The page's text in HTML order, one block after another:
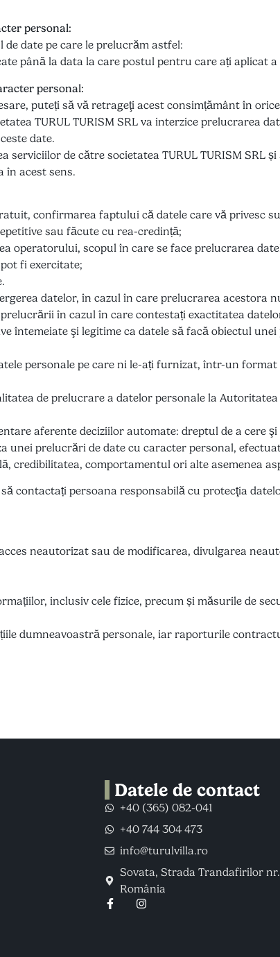
personal:
date pe care le prelucrăm astfel:
până la data la care postul pentru care ați aplicat a
personal:
puteți să vă retrageţi acest consimțământ în
TURUL TURISM SRL va interzice prelucrarea
date.
de către societatea TURUL TURISM SRL
în acest sens.
confirmarea faptului că datele care vă privesc
sau făcute cu rea-credință;
operatorului, scopul în care se face prelucrarea
fi exercitate;
datelor, în cazul în care prelucrarea acestora
în cazul în care contestați exactitatea
întemeiate şi legitime ca datele să facă obiectul
personale pe care ni le-ați furnizat, într-un
de prelucrare a datelor personale la
aferente deciziilor automate: dreptul de a cere
unei prelucrări de date cu caracter personal,
credibilitatea, comportamentul ori alte asemenea
contactați persoana responsabilă cu protecţia
neautorizat sau de modificarea, divulgarea
inclusiv cele fizice, precum și măsurile de
dumneavoastră personale, iar raporturile
Datele de contact
+40 (365) 082-041
+40 744 304 473
info@turulvilla.ro
Sovata, Strada Trandafirilor nr.
România